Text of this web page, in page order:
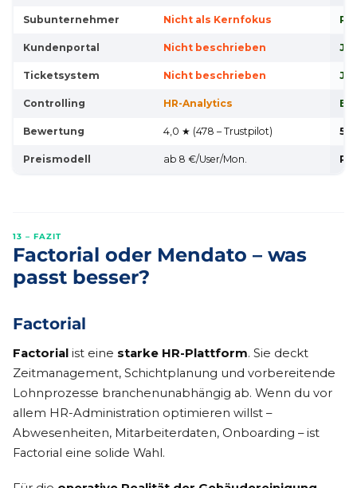
Subunternehmer Nicht als Kernfokus
Kundenportal Nicht beschrieben Ja
Ticketsystem Nicht beschrieben Ja
Controlling HR-Analytics
Bewertung 4,0 ★ (478 – Trustpilot)
Preismodell ab 8 €/User/Mon.
13 – FAZIT
Factorial oder Mendato – was
passt besser?
Factorial
Factorial ist eine starke HR-Plattform. Sie deckt
Zeitmanagement, Schichtplanung und vorbereitende
Lohnprozesse branchenunabhängig ab. Wenn du vor
allem HR-Administration optimieren willst –
Abwesenheiten, Mitarbeiterdaten, Onboarding – ist
Factorial eine solide Wahl.